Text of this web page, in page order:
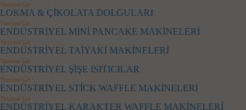
Tümünü Gör
LOKMA & ÇİKOLATA DOLGULARI
Tümünü Gör
ENDÜSTRİYEL MİNİ PANCAKE MAKİNELERİ
Tümünü Gör
ENDÜSTRİYEL TAİYAKİ MAKİNELERİ
Tümünü Gör
ENDÜSTRİYEL ŞİŞE ISITICILAR
Tümünü Gör
ENDÜSTRİYEL STİCK WAFFLE MAKİNELERİ
Tümünü Gör
ENDÜSTRİYEL KARAKTER WAFFLE MAKİNELERİ